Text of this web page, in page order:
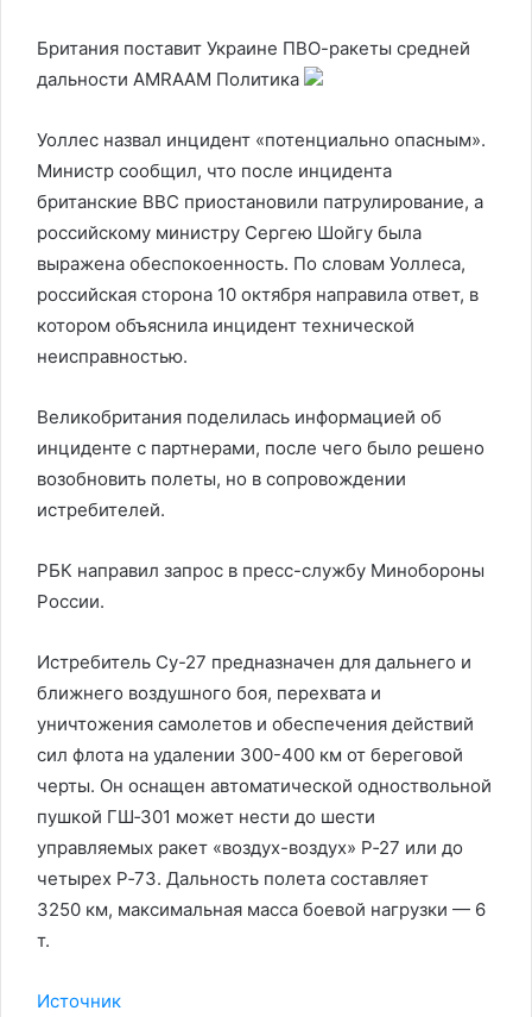
Британия поставит Украине ПВО-ракеты средней
дальности AMRAAM Политика
Уоллес назвал инцидент «потенциально опасным».
Министр сообщил, что после инцидента
британские ВВС приостановили патрулирование, а
российскому министру Сергею Шойгу была
выражена обеспокоенность. По словам Уоллеса,
российская сторона 10 октября направила ответ, в
котором объяснила инцидент технической
неисправностью.
Великобритания поделилась информацией об
инциденте с партнерами, после чего было решено
возобновить полеты, но в сопровождении
истребителей.
РБК направил запрос в пресс-службу Минобороны
России.
Истребитель Су-27 предназначен для дальнего и
ближнего воздушного боя, перехвата и
уничтожения самолетов и обеспечения действий
сил флота на удалении 300-400 км от береговой
черты. Он оснащен автоматической одноствольной
пушкой ГШ‑301 может нести до шести
управляемых ракет «воздух-воздух» Р‑27 или до
четырех Р‑73. Дальность полета составляет
3250 км, максимальная масса боевой нагрузки — 6
т.
Источник